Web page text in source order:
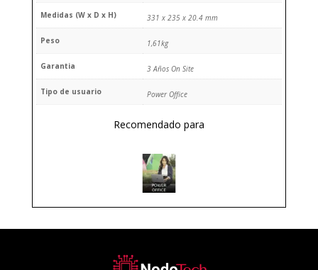
Medidas (W x D x H) 331 x 235 x 20.4 mm
Peso 1,61kg
Garantia 3 Años On Site
Tipo de usuario Power Office
Recomendado para